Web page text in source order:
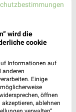
20,1 km
wird die
cookie
Informationen auf
anderen
Einige
öffnen
akzeptieren, ablehnen